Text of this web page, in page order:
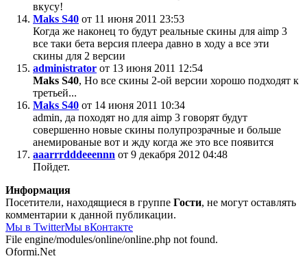
вкусу!
Maks S40 от 11 июня 2011 23:53
Когда же наконец то будут реальные скины для aimp 3
все таки бета версия плеера давно в ходу а все эти
скины для 2 версии
administrator от 13 июня 2011 12:54
Maks S40, Но все скины 2-ой версии хорошо подходят к
третьей...
Maks S40 от 14 июня 2011 10:34
admin, да походят но для aimp 3 говорят будут
совершенно новые скины полупрозрачные и больше
анемированые вот и жду когда же это все появится
aaarrrdddeeennn от 9 декабря 2012 04:48
Пойдет.
Информация
Посетители, находящиеся в группе Гости, не могут оставлять
комментарии к данной публикации.
Мы в TwitterМы вКонтакте
File engine/modules/online/online.php not found.
Oformi.Net